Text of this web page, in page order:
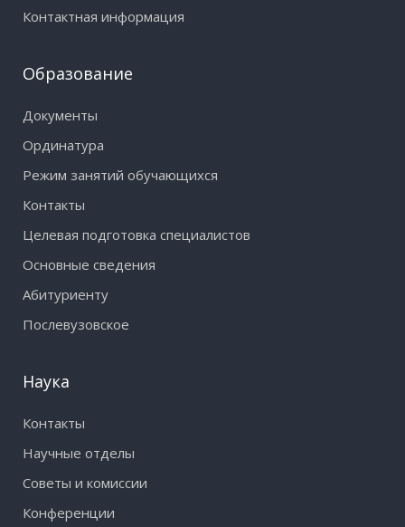
Контактная информация
Образование
Документы
Ординатура
Режим занятий обучающихся
Контакты
Целевая подготовка специалистов
Основные сведения
Абитуриенту
Послевузовское
Наука
Контакты
Научные отделы
Советы и комиссии
Конференции